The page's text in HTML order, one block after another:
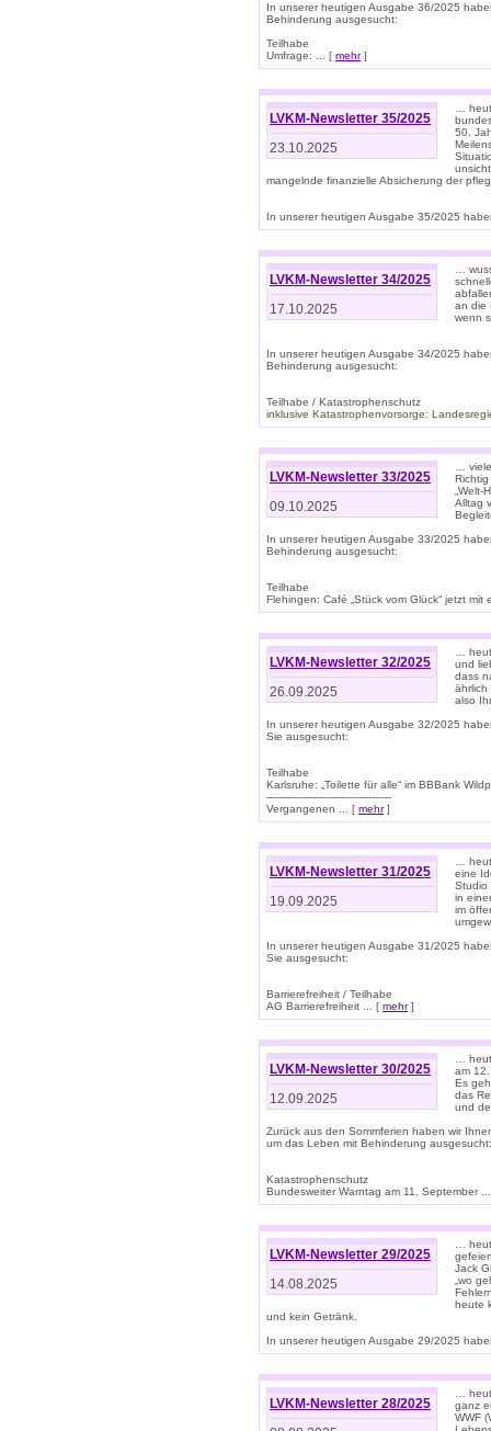
In unserer heutigen Ausgabe 36/2025
Behinderung ausgesucht:
Teilhabe
Umfrage: ... [ mehr]
LVKM-Newsletter 35/2025
23.10.2025
…
50.
mangelnde finanzielle Absicherung der
In unserer heutigen Ausgabe 35/2025
LVKM-Newsletter 34/2025
17.10.2025
…
an die
wenn
In unserer heutigen Ausgabe 34/2025
Behinderung ausgesucht:
Teilhabe / Katastrophenschutz
inklusive Katastrophenvorsorge:
LVKM-Newsletter 33/2025
09.10.2025
…
Alltag
In unserer heutigen Ausgabe 33/2025
Behinderung ausgesucht:
Teilhabe
Flehingen: Café „Stück vom Glück“ jetzt mit
LVKM-Newsletter 32/2025
26.09.2025
…
und
dass
ährlich
also
In unserer heutigen Ausgabe 32/2025
Sie ausgesucht:
Teilhabe
Karlsruhe: „Toilette für alle“ im BBBank
--------------------------------------
Vergangenen ... [ mehr]
LVKM-Newsletter 31/2025
19.09.2025
…
eine
Studio
in
im
In unserer heutigen Ausgabe 31/2025
Sie ausgesucht:
Barrierefreiheit / Teilhabe
AG Barrierefreiheit ... [ mehr]
LVKM-Newsletter 30/2025
12.09.2025
…
am
Es
das
und
Zurück aus den Sommferien haben wir
um das Leben mit Behinderung ausgesucht:
Katastrophenschutz
Bundesweiter Warntag am 11. September
LVKM-Newsletter 29/2025
14.08.2025
…
Jack
„wo
heute
und kein Getränk.
In unserer heutigen Ausgabe 29/2025
LVKM-Newsletter 28/2025
…
ganz
WWF